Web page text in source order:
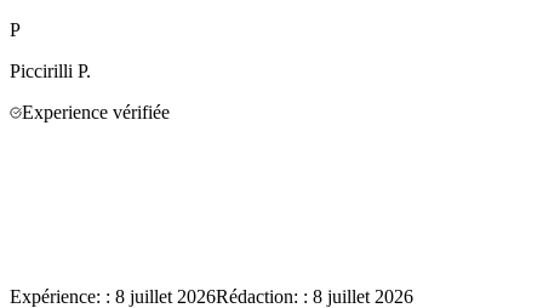
P
Piccirilli P.
Experience vérifiée
Expérience: : 8 juillet 2026Rédaction: : 8 juillet 2026